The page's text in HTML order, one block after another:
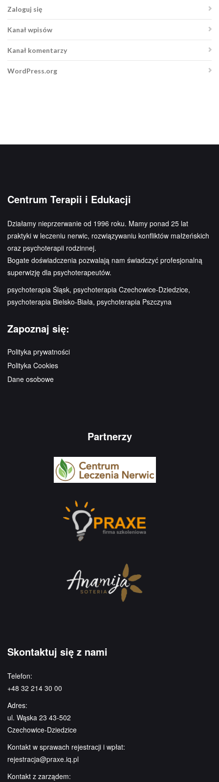
Zaloguj się
Kanał wpisów
Kanał komentarzy
WordPress.org
Centrum Terapii i Edukacji
Działamy nieprzerwanie od 1996 roku. Mamy ponad 25 lat
praktyki w leczeniu nerwic, rozwiązywaniu konfliktów małżeńskich
oraz psychoterapii rodzinnej.
Bogate doświadczenia pozwalają nam świadczyć profesjonalną
superwizję dla psychoterapeutów.
psychoterapia Śląsk, psychoterapia Czechowice-Dziedzice,
psychoterapia Bielsko-Biała, psychoterapia Pszczyna
Zapoznaj się:
Polityka prywatności
Polityka Cookies
Dane osobowe
Partnerzy
Skontaktuj się z nami
Telefon:
+48 32 214 30 00
Adres:
ul. Wąska 23 43-502
Czechowice-Dziedzice
Kontakt w sprawach rejestracji i wpłat:
rejestracja@praxe.iq.pl
Kontakt z zarządem: